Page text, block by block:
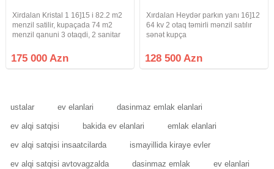
Xirdalan Kristal 1 16]15 i 82.2 m2
menzil satilir, kupaçada 74 m2
menzil qanuni 3 otaqdi, 2 sanitar
yel cekendir, esyalar hamisi qalir,
yalniz Paltar yuyan ve Televizor
175 000 Azn
Xırdalan Heydər parkın yanı 16]12
64 kv 2 otaq təmirli mənzil satılır
sənət kupça
128 500 Azn
ustalar ev elanlari dasinmaz emlak elanlari
ev alqi satqisi bakida ev elanlari emlak elanlari
ev alqi satqisi insaatcilarda ismayillida kiraye evler
ev alqi satqisi avtovagzalda dasinmaz emlak ev elanlari